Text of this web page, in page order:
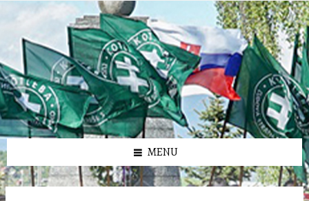
олимп казино
Preskočiť
Preskočiť
panel
Preskočiť
panel
Preskočiť
MENU